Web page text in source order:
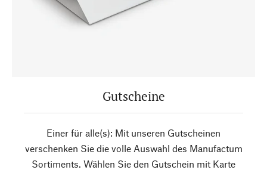
Gutscheine
Einer für alle(s): Mit unseren Gutscheinen
verschenken Sie die volle Auswahl des Manufactum
Sortiments. Wählen Sie den Gutschein mit Karte